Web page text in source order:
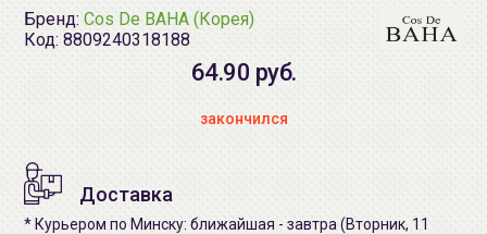
Бренд: Cos De BAHA (Корея)
Код: 8809240318188
64.90 руб.
закончился
Доставка
* Курьером по Минску: ближайшая - завтра (Вторник, 11